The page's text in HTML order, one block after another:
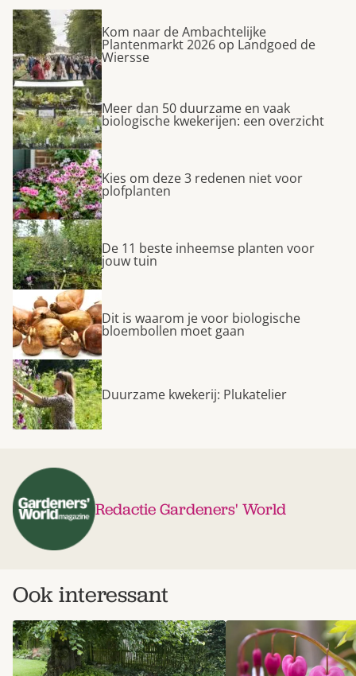
Kom naar de Ambachtelijke
Plantenmarkt 2026 op Landgoed de
Wiersse
Meer dan 50 duurzame en vaak
biologische kwekerijen: een overzicht
Kies om deze 3 redenen niet voor
plofplanten
De 11 beste inheemse planten voor
jouw tuin
Dit is waarom je voor biologische
bloembollen moet gaan
Duurzame kwekerij: Plukatelier
Redactie Gardeners' World
Ook interessant